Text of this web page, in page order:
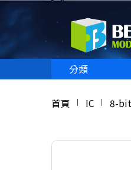
分類
首頁 IC 8-